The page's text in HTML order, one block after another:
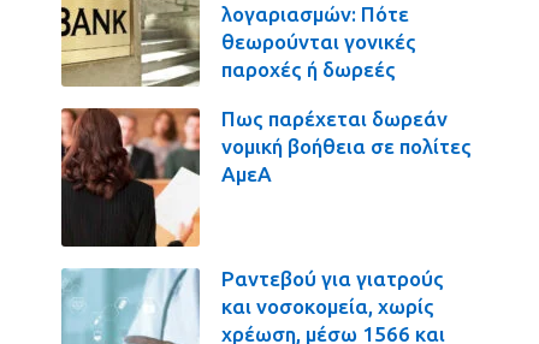
λογαριασμών: Πότε
θεωρούνται γονικές
παροχές ή δωρεές
Πως παρέχεται δωρεάν
νομική βοήθεια σε πολίτες
ΑμεΑ
Ραντεβού για γιατρούς
και νοσοκομεία, χωρίς
χρέωση, μέσω 1566 και